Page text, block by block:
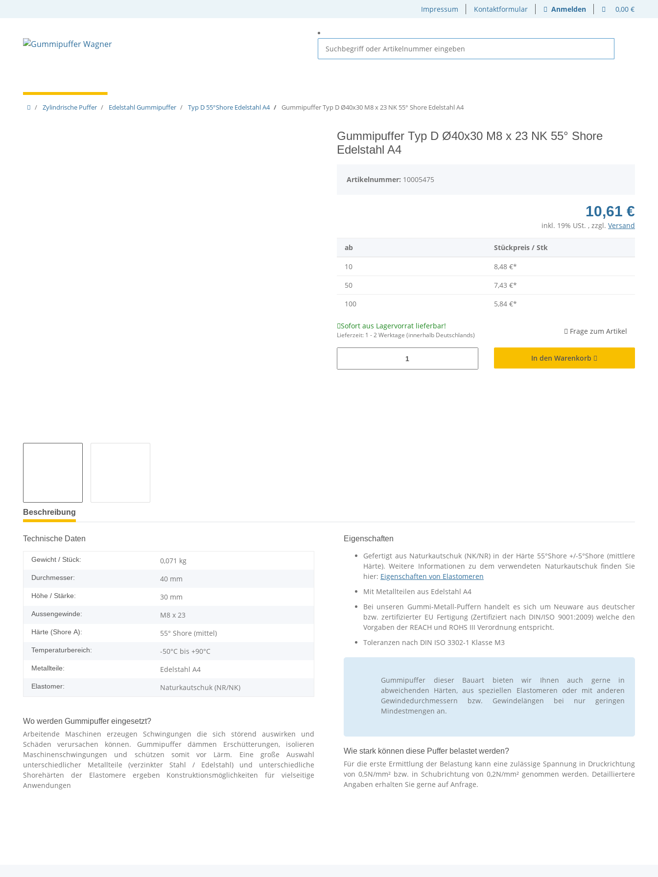
Impressum Kontaktformular Anmelden 0,00 €
Zylindrische Puffer Edelstahl Gummipuffer Typ D 55°Shore Edelstahl A4 Gummipuffer Typ D Ø40x30 M8 x 23 NK 55° Shore Edelstahl A4
Gummipuffer Typ D Ø40x30 M8 x 23 NK 55° Shore
Edelstahl A4
Artikelnummer: 10005475
10,61 €
inkl. 19% USt. , zzgl. Versand
ab Stückpreis / Stk
10 8,48 €*
50
7,43 €*
100
5,84 €*
Sofort aus Lagervorrat lieferbar!
Lieferzeit: 1 - 2 Werktage (innerhalb Deutschlands) Frage zum Artikel
In den Warenkorb
Beschreibung
Technische Daten
Gewicht / Stück: 0,071 kg
Durchmesser: 40 mm
Höhe / Stärke: 30 mm
Aussengewinde: M8 x 23
Härte (Shore A): 55° Shore (mittel)
Temperaturbereich: -50°C bis +90°C
Metallteile: Edelstahl A4
Elastomer: Naturkautschuk (NR/NK)
Wo werden Gummipuffer eingesetzt?
Arbeitende Maschinen erzeugen Schwingungen die sich störend auswirken und
Schäden verursachen können. Gummipuffer dämmen Erschütterungen, isolieren
Maschinenschwingungen und schützen somit vor Lärm. Eine große Auswahl
unterschiedlicher Metallteile (verzinkter Stahl / Edelstahl) und unterschiedliche
Shorehärten der Elastomere ergeben Konstruktionsmöglichkeiten für vielseitige
Anwendungen
Eigenschaften
Gefertigt aus Naturkautschuk (NK/NR) in der Härte 55°Shore +/-5°Shore (mittlere
Härte). Weitere Informationen zu dem verwendeten Naturkautschuk finden Sie
hier: Eigenschaften von Elastomeren
Mit Metallteilen aus Edelstahl A4
Bei unseren Gummi-Metall-Puffern handelt es sich um Neuware aus deutscher
bzw. zertifizierter EU Fertigung (Zertifiziert nach DIN/ISO 9001:2009) welche den
Vorgaben der REACH und ROHS III Verordnung entspricht.
Toleranzen nach DIN ISO 3302-1 Klasse M3
Gummipuffer dieser Bauart bieten wir Ihnen auch gerne in
abweichenden Härten, aus speziellen Elastomeren oder mit anderen
Gewindedurchmessern bzw. Gewindelängen bei nur geringen
Mindestmengen an.
Wie stark können diese Puffer belastet werden?
Für die erste Ermittlung der Belastung kann eine zulässige Spannung in Druckrichtung
von 0,5N/mm² bzw. in Schubrichtung von 0,2N/mm² genommen werden. Detailliertere
Angaben erhalten Sie gerne auf Anfrage.